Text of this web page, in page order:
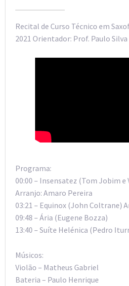
Recital de Curso Técnico em
2021 Orientador: Prof. Paulo Silva
Programa:
00:00 – Insensatez (Tom Jobim e
Arranjo: Amaro Pereira
03:21 – Equinox (John Coltrane)
09:48 – Ária (Eugene Bozza)
13:40 – Suíte Helénica (Pedro
Músicos:
Violão – Matheus Gabriel
Bateria – Paulo Henrique